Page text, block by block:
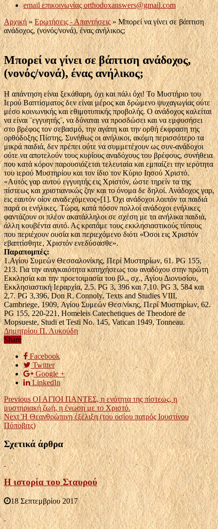
email επικοινωνίαςorthodoxanswers@gmail.com
Αρχική » Ερωτήσεις - Απαντήσεις » Μπορεί να γίνει σε βάπτιση
ανάδοχος, (νονός/νονά), ένας ανήλικος;
Μπορεί να γίνει σε βάπτιση ανάδοχος,
(νονός/νονά), ένας ανήλικος;
Η απάντηση είναι ξεκάθαρη, όχι και πάλι όχι! Το Μυστήριο του
Ιερού Βαπτίσματος δεν είναι μέρος και δρώμενο ψυχαγωγίας ούτε
μέσο κοινωνικής και εθιμοτυπικής προβολής. Ο ανάδοχος καλείται
να είναι ¨εγγυητής¨, να δύναται να προσδώσει και να εμφυσήσει
στο βρέφος τον σεβασμό, την αγάπη και την ορθή έκφραση της
ορθόδοξης Πίστης. Συνήθως οι ανήλικοι, ακόμη περισσότερο τα
μικρά παιδιά, δεν πρέπει ούτε να συμμετέχουν ως συν-ανάδοχοι
ούτε να αποτελούν τους κυρίους αναδόχους του βρέφους, συνήθεια
που κατά κόρον παρουσιάζεται τελευταία και εμπαίζει την ιερότητα
του ιερού Μυστηρίου και τον ίδιο τον Κύριο Ιησού Χριστό.
«Αυτός γαρ αυτού εγγυητής εις Χριστόν, ώστε τηρείν τα της
πίστεως και χριστιανικώς ζην και το όνομα δε δηλοί. Ανάδοχος γαρ,
εις εαυτόν οίον αναδεχόμενος»[1]. Όχι ανάδοχοι λοιπόν τα παιδιά
παρά οι ενήλικες. Τώρα, κατά πόσον πολλοί ανάδοχοι ενήλικες
φαντάζουν οι πλέον ακατάλληλοι σε σχέση με τα ανήλικα παιδιά,
άλλη κουβέντα αυτό. Ας κρατάμε τους εκκλησιαστικούς τύπους
που περιέχουν ουσία και περιεχόμενο διότι «Όσοι εις Χριστόν
εβαπτίσθητε, Χριστόν ενεδύσασθε».
Παραπομπές:
1.Αγίου Συμεών Θεσσαλονίκης, Περί Μυστηρίων, 61. PG 155,
213. Για την αναγκαιότητα κατηχήσεως του αναδόχου στην πρώτη
Εκκλησία και την προετοιμασία του βλ., σχ., Αγίου Διονυσίου,
Εκκλησιαστική Ιεραρχία, 2,5. PG 3, 396 και 7,10. PG 3, 584 και
2,7. PG 3,396, Don R. Connoly, Texts and Studies VIII,
Cambriege, 1909, Αγίου Συμεών Θεσ/νίκης, Περί Μυστηρίων, 62.
PG 155, 220-221, Homeleis Catechetiques de Theodore de
Mopsueste, Studi et Testi No. 145, Vatican 1949, Tonneau.
Δημητρίου Π. Λυκούδη
Share
Facebook
Twitter
Google +
LinkedIn
PreviousΟΙ ΑΓΙΟΙ ΠΑΝΤΕΣ, η ενότητα της πίστεως, η
μυστηριακή ζωή, η ένωση με το Χριστό.
NextἩ Θεανθρώπινη ἐξέλιξη (του οσίου πατρός Ιουστίνου
Πόποβιτς)
Σχετικά άρθρα
Η ιστορία του Σταυρού
18 Σεπτεμβρίου 2017